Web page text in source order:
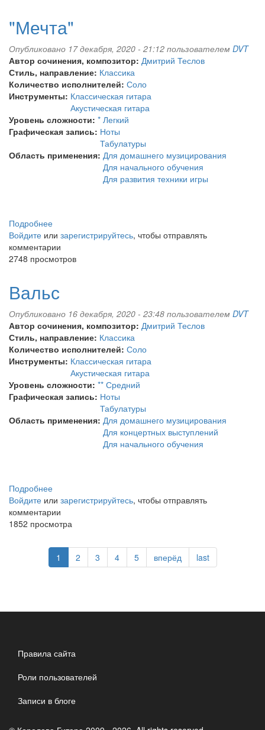
"Мечта"
Опубликовано 17 декабря, 2020 - 21:12 пользователем DVT
Автор сочинения, композитор: Дмитрий Теслов
Стиль, направление: Классика
Количество исполнителей: Соло
Инструменты: Классическая гитара
Акустическая гитара
Уровень сложности: * Легкий
Графическая запись: Ноты
Табулатуры
Область применения: Для домашнего музицирования
Для начального обучения
Для развития техники игры
Подробнее
"Мечта"
Войдите или зарегистрируйтесь, чтобы отправлять
комментарии
2748 просмотров
Вальс
Опубликовано 16 декабря, 2020 - 23:48 пользователем DVT
Автор сочинения, композитор: Дмитрий Теслов
Стиль, направление: Классика
Количество исполнителей: Соло
Инструменты: Классическая гитара
Акустическая гитара
Уровень сложности: ** Средний
Графическая запись: Ноты
Табулатуры
Область применения: Для домашнего музицирования
Для концертных выступлений
Для начального обучения
Подробнее
Вальс
Войдите или зарегистрируйтесь, чтобы отправлять
комментарии
1852 просмотра
1 2 3 4 5 вперёд last
Правила сайта
Роли пользователей
Записи в блоге